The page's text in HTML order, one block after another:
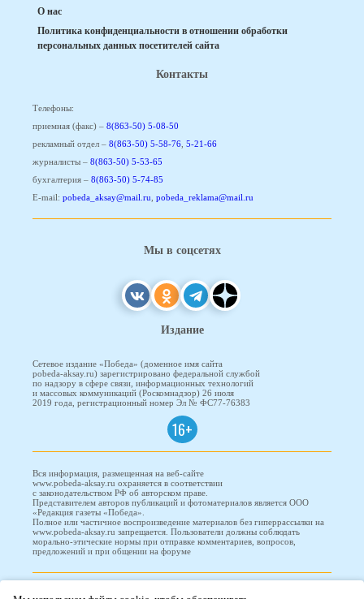
О нас
Политика конфиденциальности в отношении обработки
персональных данных посетителей сайта
Контакты
Телефоны:
приемная (факс) – 8(863-50) 5-08-50
рекламный отдел – 8(863-50) 5-58-76, 5-21-66
журналисты – 8(863-50) 5-53-65
бухгалтерия – 8(863-50) 5-74-85
E-mail: pobeda_aksay@mail.ru, pobeda_reklama@mail.ru
Мы в соцсетях
Издание
Сетевое издание «Победа» (доменное имя сайта
pobeda-aksay.ru) зарегистрировано федеральной службой
по надзору в сфере связи, информационных технологий
и массовых коммуникаций (Роскомнадзор) 26 июля
2019 года, регистрационный номер Эл № ФС77-76383
16+
Вся информация, размещенная на веб-сайте
www.pobeda-aksay.ru охраняется в соответствии
с законодательством РФ об авторском праве.
Представителем авторов публикаций и фотоматериалов является ООО
«Редакция газеты «Победа».
Полное или частичное воспроизведение материалов без гиперрассылки на
www.pobeda-aksay.ru запрещается. Пользователи должны соблюдать
морально-этические нормы при отправке комментариев, вопросов,
предложений и при общении на форуме